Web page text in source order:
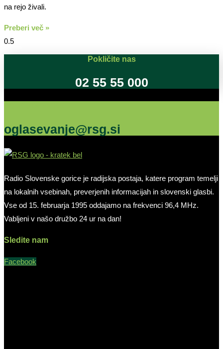
na rejo živali.
Preberi več »
Pokličite nas
02 55 55 000
oglasevanje@rsg.si
Radio Slovenske gorice je radijska postaja, katere program temelji
na lokalnih vsebinah, preverjenih informacijah in slovenski glasbi.
Vse od 15. februarja 1995 oddajamo na frekvenci 96,4 MHz.
Vabljeni v našo družbo 24 ur na dan!
Sledite nam
Facebook